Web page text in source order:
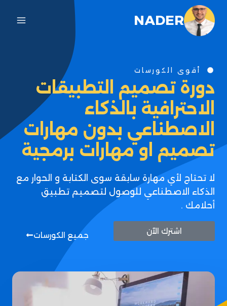
NADER
أقوى الكورسات
دورة تصميم التطبيقات
الاحترافية بالذكاء
الاصطناعي بدون مهارات
تصميم او مهارات برمجية
لا تحتاج لأي مهارة سابقة سوى الكتابة و الحوار مع
الذكاء الاصطناعي للوصول لتصميم تطبيق
أحلامك .
اشترك الآن جميع الكورسات